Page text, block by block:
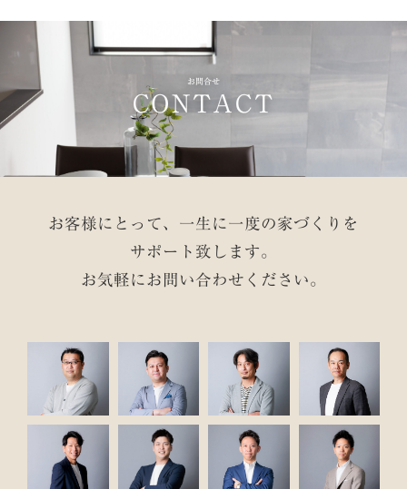
お問合せ
CONTACT
お客様にとって、一生に一度の家づくりを
サポート致します。
お気軽にお問い合わせください。